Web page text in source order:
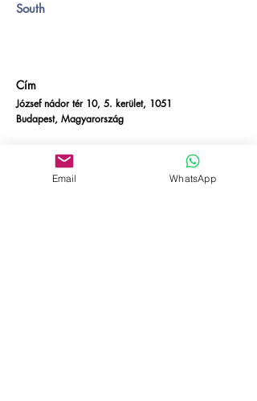
South
Cím
József nádor tér 10, 5. kerület, 1051
Budapest, Magyarország
József nádor tér 10, 5. kerület, 1051
Email WhatsApp